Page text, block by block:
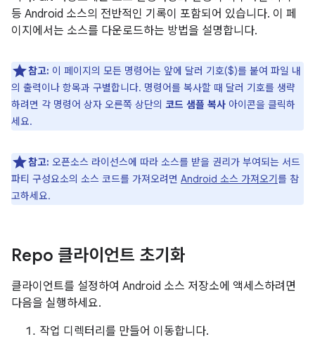
등 Android 소스의 전반적인 기록이 포함되어 있습니다. 이 페
이지에서는 소스를 다운로드하는 방법을 설명합니다.
참고: 이 페이지의 모든 명령어는 앞에 달러 기호($)를 붙여 파일 내
의 출력이나 항목과 구별합니다. 명령어를 복사할 때 달러 기호를 생략
하려면 각 명령어 상자 오른쪽 상단의 코드 샘플 복사 아이콘을 클릭하
세요.
참고: 오픈소스 라이선스에 따라 소스를 받을 권리가 부여되는 서드
파티 구성요소의 소스 코드를 가져오려면 Android 소스 가져오기를 참
고하세요.
Repo 클라이언트 초기화
클라이언트를 설정하여 Android 소스 저장소에 액세스하려면
다음을 실행하세요.
작업 디렉터리를 만들어 이동합니다.